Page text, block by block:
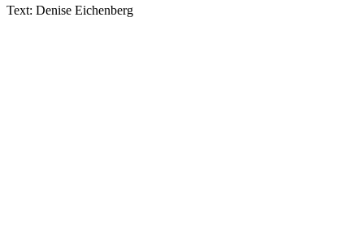
Text: Denise Eichenberg